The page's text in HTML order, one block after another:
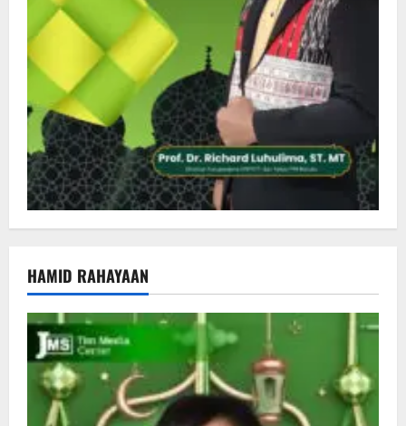
HAMID RAHAYAAN